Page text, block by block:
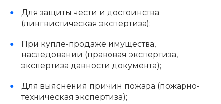
Для защиты чести и достоинства
(лингвистическая экспертиза);
При купле-продаже имущества,
наследовании (правовая экспертиза,
экспертиза давности документа);
Для выяснения причин пожара (пожарно-
техническая экспертиза);